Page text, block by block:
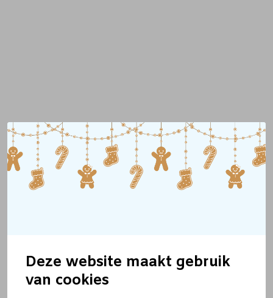
Deze website maakt gebruik
van cookies